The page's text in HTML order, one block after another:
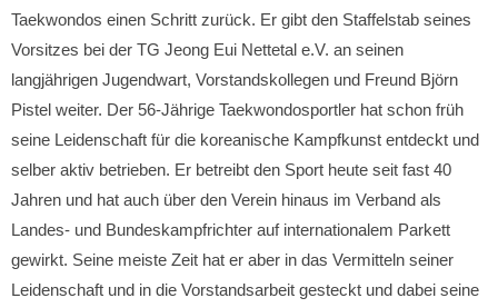
Taekwondos einen Schritt zurück. Er gibt den Staffelstab seines
Vorsitzes bei der TG Jeong Eui Nettetal e.V. an seinen
langjährigen Jugendwart, Vorstandskollegen und Freund Björn
Pistel weiter. Der 56-Jährige Taekwondosportler hat schon früh
seine Leidenschaft für die koreanische Kampfkunst entdeckt und
selber aktiv betrieben. Er betreibt den Sport heute seit fast 40
Jahren und hat auch über den Verein hinaus im Verband als
Landes- und Bundeskampfrichter auf internationalem Parkett
gewirkt. Seine meiste Zeit hat er aber in das Vermitteln seiner
Leidenschaft und in die Vorstandsarbeit gesteckt und dabei seine